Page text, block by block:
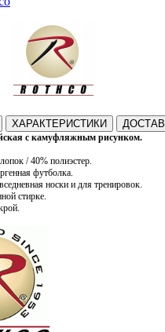
ХАРАКТЕРИСТИКИ
с камуфляжным рисунком.
/ 40% полиэстер.
футболка.
носки и для тренировок.
стирке.